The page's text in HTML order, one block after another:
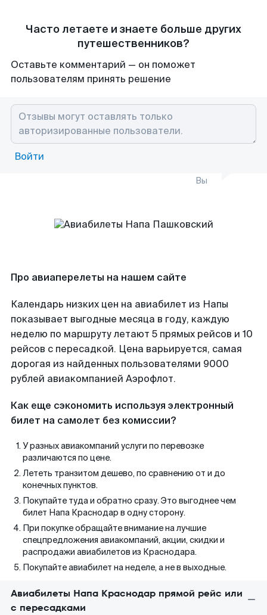
Часто летаете и знаете больше других
путешественников?
Оставьте комментарий — он поможет
пользователям принять решение
Войти
Вы
Про авиаперелеты на нашем сайте
Календарь низких цен на авиабилет из Напы
показывает выгодные месяца в году, каждую
неделю по маршруту летают 5 прямых рейсов и 10
рейсов с пересадкой. Цена варьируется, самая
дорогая из найденных пользователями 9000
рублей авиакомпанией Аэрофлот.
Как еще сэкономить используя электронный
билет на самолет без комиссии?
У разных авиакомпаний услуги по перевозке
различаются по цене.
Лететь транзитом дешево, по сравнению от и до
конечных пунктов.
Покупайте туда и обратно сразу. Это выгоднее чем
билет Напа Краснодар в одну сторону.
При покупке обращайте внимание на лучшие
спецпредложения авиакомпаний, акции, скидки и
распродажи авиабилетов из Краснодара.
Покупайте авиабилет на неделе, а не в выходные.
Авиабилеты Напа Краснодар прямой рейс или
с пересадками